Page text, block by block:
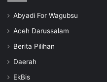
Abyadi For Wagubsu
Aceh Darussalam
Berita Pilihan
Daerah
EkBis